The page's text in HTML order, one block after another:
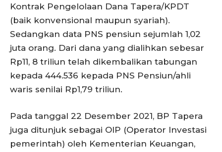
Kontrak Pengelolaan Dana Tapera/KPDT
(baik konvensional maupun syariah).
Sedangkan data PNS pensiun sejumlah 1,02
juta orang. Dari dana yang dialihkan sebesar
Rp11, 8 triliun telah dikembalikan tabungan
kepada 444.536 kepada PNS Pensiun/ahli
waris senilai Rp1,79 triliun.
Pada tanggal 22 Desember 2021, BP Tapera
juga ditunjuk sebagai OIP (Operator Investasi
pemerintah) oleh Kementerian Keuangan,